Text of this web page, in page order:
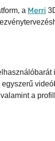
a Merri
a